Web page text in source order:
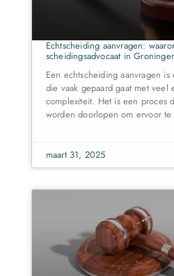
Echtscheiding aanvragen:
scheidingsadvocaat in
Een echtscheiding aanvragen
die vaak gepaard gaat met veel
complexiteit. Het is een proces
worden doorlopen om ervoor te
maart 31, 2025